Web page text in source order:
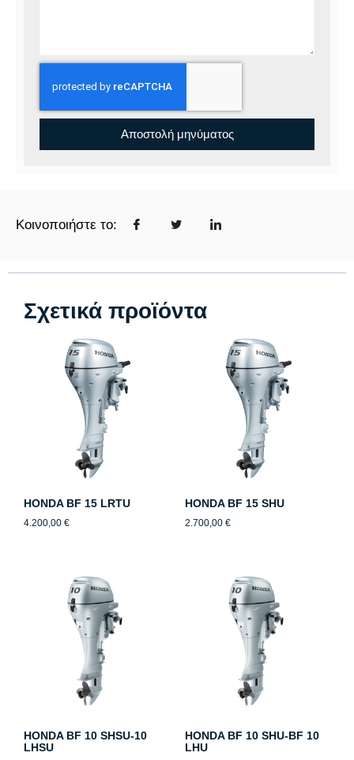
Αποστολή μηνύματος
Κοινοποιήστε το:
Σχετικά προϊόντα
HONDA BF 15 LRTU
4.200,00 €
HONDA BF 15 SHU
2.700,00 €
HONDA BF 10 SHSU-10
LHSU
HONDA BF 10 SHU-BF 10
LHU